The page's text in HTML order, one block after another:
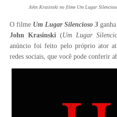
John Krasinski no filme Um Lugar
O filme Um Lugar Silencioso 3
John Krasinski(Um Lugar
anúncio foi feito pelo próprio ator
redes sociais, que você pode conferir